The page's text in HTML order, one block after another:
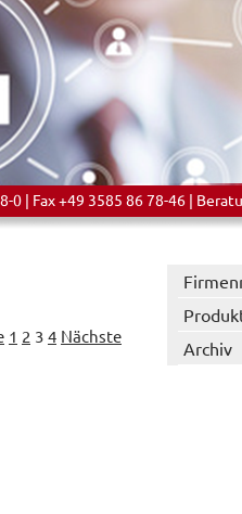
0 | Fax +49 3585 86 78-46 |
1 2 3 4 Nächste
Archiv